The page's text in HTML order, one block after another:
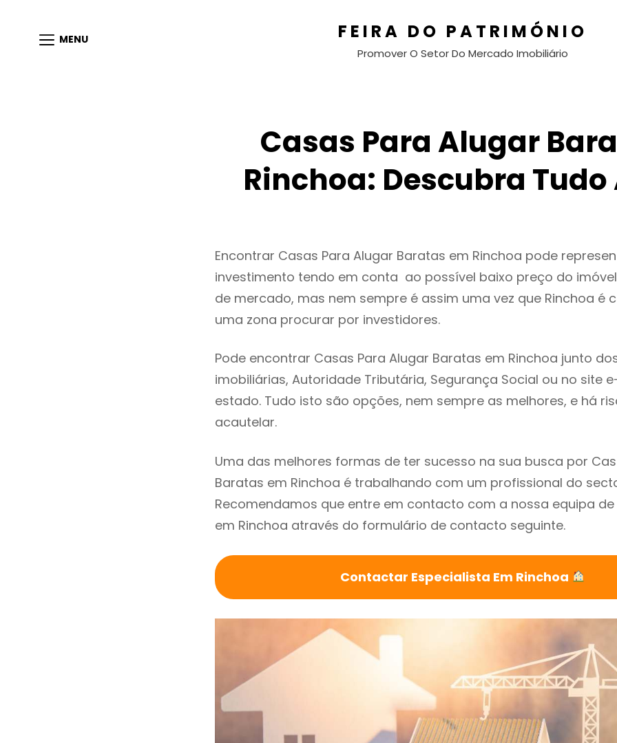
MENU FEIRA DO PATRIMÓNIO
Promover O Setor Do Mercado Imobiliário
Casas Para Alugar
Rinchoa: Descubra
Encontrar Casas Para Alugar Baratas em Rinchoa pode
investimento tendo em conta ao possível baixo preço do
de mercado, mas nem sempre é assim uma vez que Rinchoa é
uma zona procurar por investidores.
Pode encontrar Casas Para Alugar Baratas em Rinchoa junto
imobiliárias, Autoridade Tributária, Segurança Social ou no site
estado. Tudo isto são opções, nem sempre as melhores, e há
acautelar.
Uma das melhores formas de ter sucesso na sua busca por
Baratas em Rinchoa é trabalhando com um profissional do
Recomendamos que entre em contacto com a nossa equipa
em Rinchoa através do formulário de contacto seguinte.
Contactar Especialista Em Rinchoa